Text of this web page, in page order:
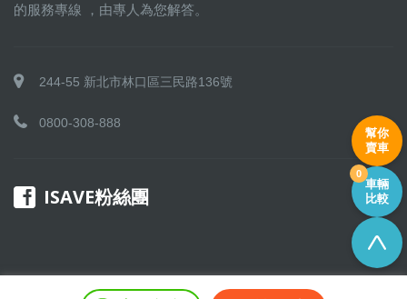
的服務專線 ，由專人為您解答。
244-55 新北市林口區三民路136號
0800-308-888
ISAVE粉絲團
幫你
賣車
車輛
比較
0